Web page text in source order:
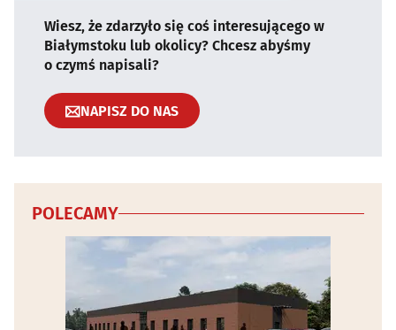
Wiesz, że zdarzyło się coś interesującego w
Białymstoku lub okolicy? Chcesz abyśmy
o czymś napisali?
NAPISZ DO NAS
POLECAMY